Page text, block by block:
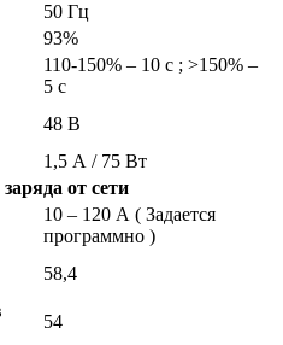
50 Гц
93%
110-150% – 10 с ; >150% –
5 с
48 В
1,5 А / 75 Вт
от сети
10 – 120 А ( Задается
программно )
58,4
54